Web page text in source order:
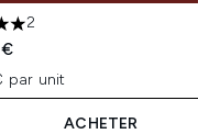
sur un maximum de 5
2
par unit
ACHETER